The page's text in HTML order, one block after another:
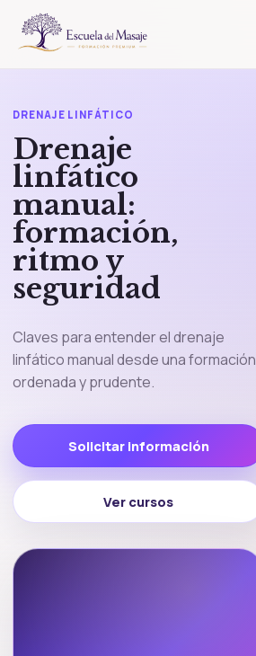
DRENAJE LINFÁTICO
Drenaje
linfático
manual:
formación,
ritmo y
seguridad
Claves para entender el drenaje
linfático manual desde una formación
ordenada y prudente.
Solicitar información
Ver cursos